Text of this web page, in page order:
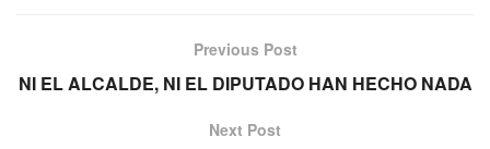
Previous Post
NI EL ALCALDE, NI EL DIPUTADO HAN HECHO NADA
Next Post